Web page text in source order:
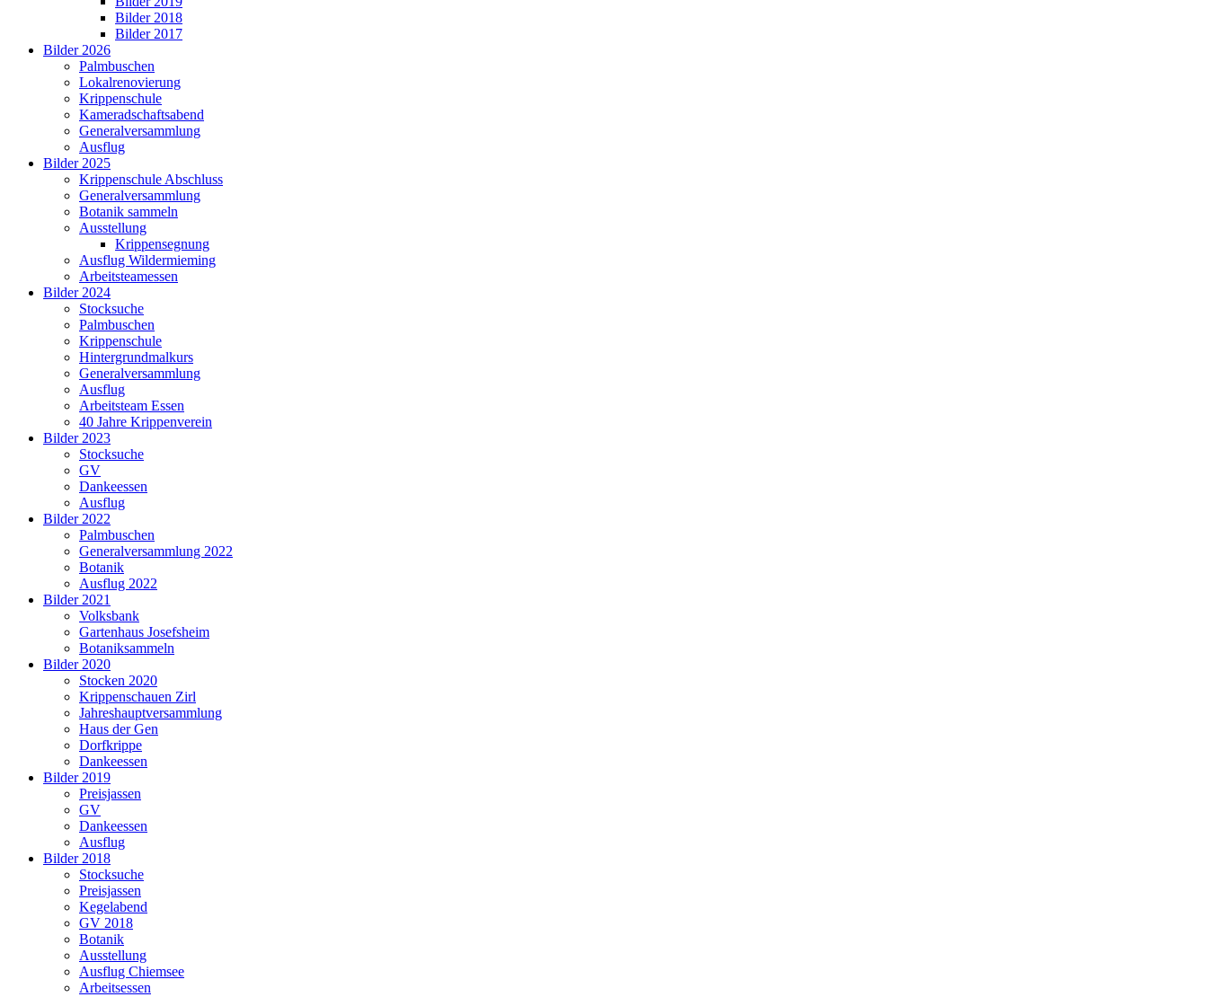
Bilder 2018
Bilder 2017
Bilder 2026
Palmbuschen
Lokalrenovierung
Krippenschule
Kameradschaftsabend
Generalversammlung
Ausflug
Bilder 2025
Krippenschule Abschluss
Generalversammlung
Botanik sammeln
Ausstellung
Krippensegnung
Ausflug Wildermieming
Arbeitsteamessen
Bilder 2024
Stocksuche
Palmbuschen
Krippenschule
Hintergrundmalkurs
Generalversammlung
Ausflug
Arbeitsteam Essen
40 Jahre Krippenverein
Bilder 2023
Stocksuche
GV
Dankeessen
Ausflug
Bilder 2022
Palmbuschen
Generalversammlung 2022
Botanik
Ausflug 2022
Bilder 2021
Volksbank
Gartenhaus Josefsheim
Botaniksammeln
Bilder 2020
Stocken 2020
Krippenschauen Zirl
Jahreshauptversammlung
Haus der Gen
Dorfkrippe
Dankeessen
Bilder 2019
Preisjassen
GV
Dankeessen
Ausflug
Bilder 2018
Stocksuche
Preisjassen
Kegelabend
GV 2018
Botanik
Ausstellung
Ausflug Chiemsee
Arbeitsessen